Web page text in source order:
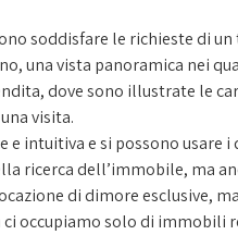
soddisfare le richieste di
una vista panoramica nei
dove sono illustrate le
visita.
e intuitiva e si possono
ricerca dell’immobile, ma
di dimore esclusive,
occupiamo solo di